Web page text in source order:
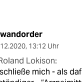
, 13:12 Uhr
Lokison:
mich - als